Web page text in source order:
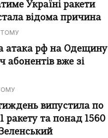
Україні ракети
відома причина
ТОМУ
атака рф на Одещину
абонентів вже зі
випустила по
ракету та понад 1560